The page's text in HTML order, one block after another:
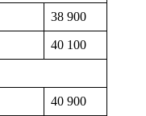
38 900
40 100
40 900